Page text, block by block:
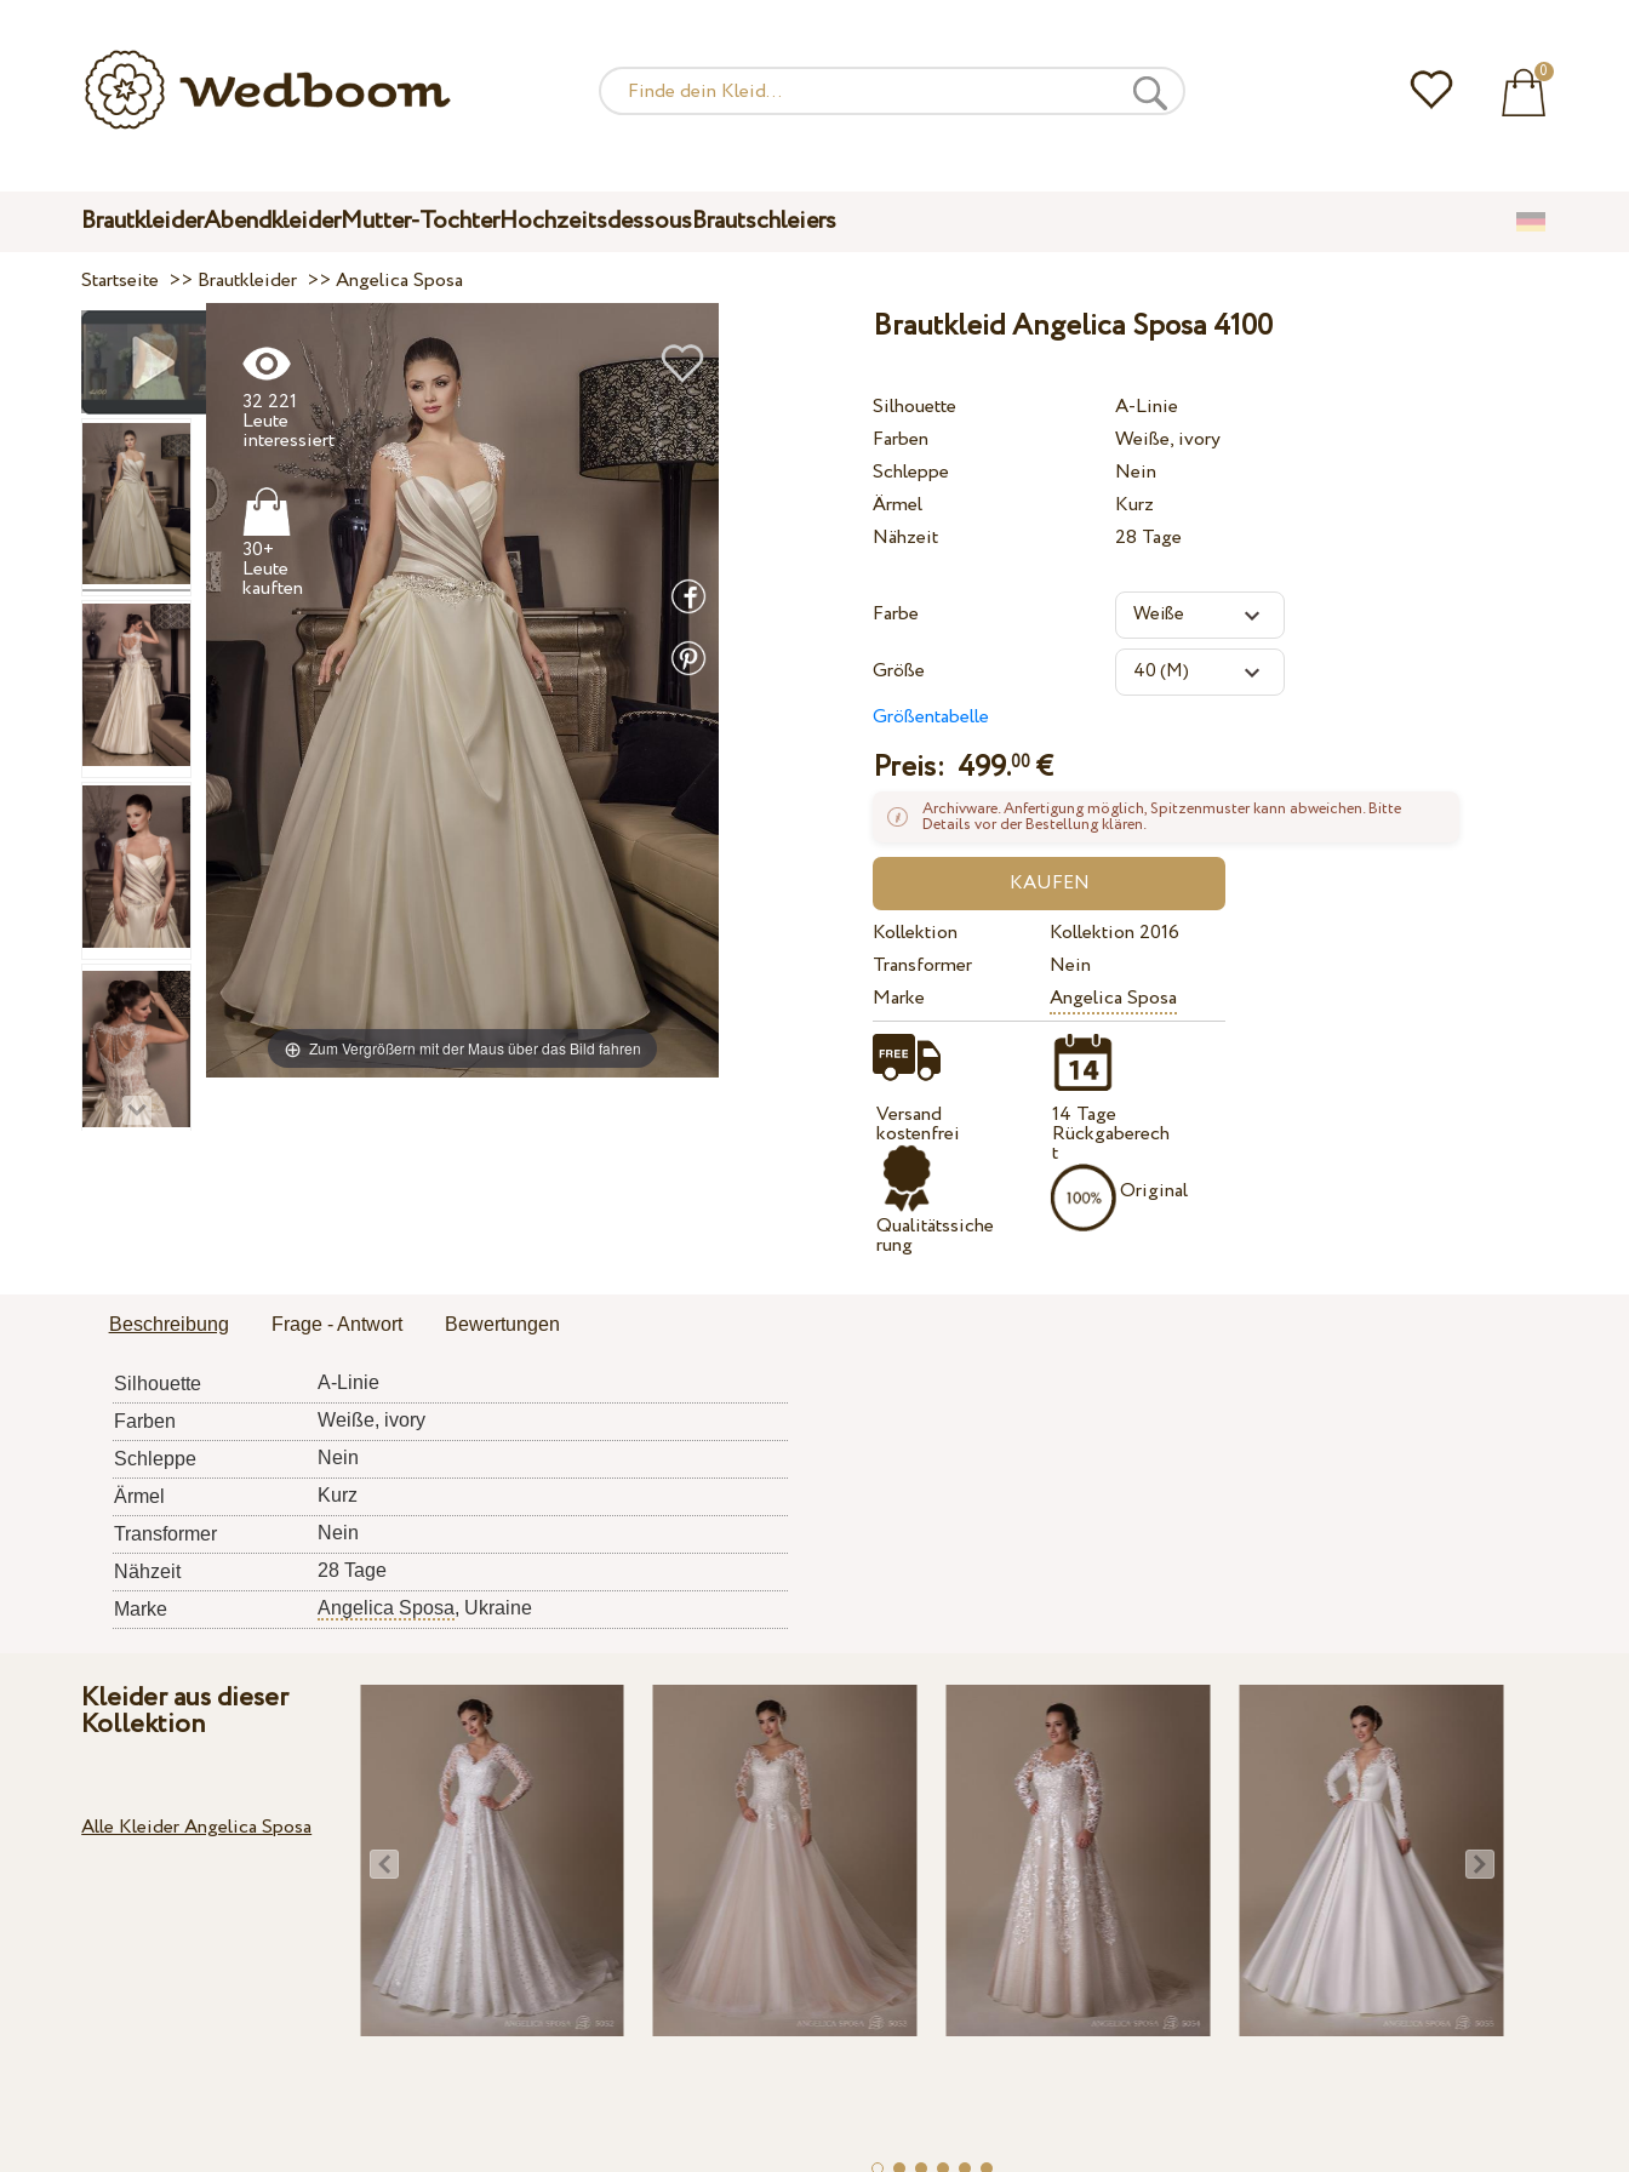
0
BrautkleiderAbendkleiderMutter-TochterHochzeitsdessousBrautschleiers
Startseite >> Brautkleider >>Angelica Sposa
Zum Vergrößern mit der Maus über das Bild fahren
32 221
Leute
interessiert
30+
Leute
Brautkleid Angelica Sposa 4100
Silhouette
A-Linie
Farben
Weiße, ivory
Schleppe
Nein
Ärmel
Kurz
Nähzeit
28 Tage
Farbe
Größe
Größentabelle
Preis: 499.00 €
Archivware. Anfertigung möglich, Spitzenmuster kann abweichen. Bitte
Details vor der Bestellung klären.
Kollektion
Kollektion 2016
Transformer
Nein
Marke
Angelica Sposa
Versand
kostenfrei
Qualitätssiche
rung
14 Tage
Rückgaberech
t
Original
Beschreibung Frage - Antwort Bewertungen
Silhouette
A-Linie
Farben
Weiße, ivory
Schleppe
Nein
Ärmel
Kurz
Transformer
Nein
Nähzeit
28 Tage
Marke
Angelica Sposa, Ukraine
Kleider aus dieser
Kollektion
Alle Kleider Angelica Sposa